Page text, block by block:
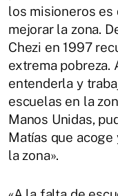
los misioneros es
mejorar la zona.
Chezi en 1997
extrema pobreza.
entenderla y
escuelas en la
Manos Unidas,
Matías que acoge
la zona».